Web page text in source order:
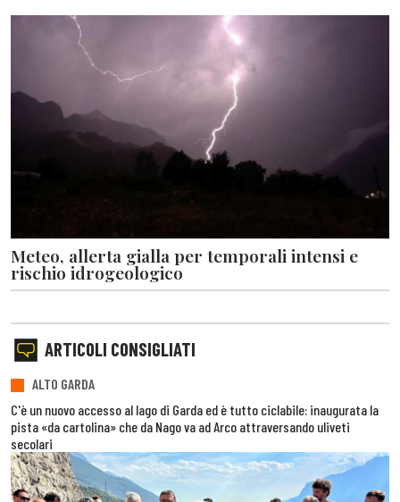
Meteo, allerta gialla per temporali intensi e
rischio idrogeologico
ARTICOLI CONSIGLIATI
ALTO GARDA
C'è un nuovo accesso al lago di Garda ed è tutto ciclabile: inaugurata la
pista «da cartolina» che da Nago va ad Arco attraversando uliveti
secolari